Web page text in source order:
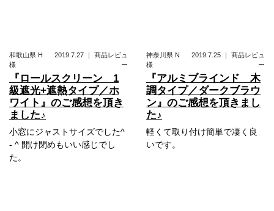
和歌山県 H
様
2019.7.27 ｜ 商品レビュ
ー
『ロールスクリーン 1
級遮光+遮熱タイプ／ホ
ワイト』のご感想を頂き
ました♪
小窓にジャストサイズでした^
- ^ 開け閉めもいい感じでし
た。
神奈川県 N
様
2019.7.25 ｜ 商品レビュ
ー
『アルミブラインド 木
調タイプ／ダークブラウ
ン』のご感想を頂きまし
た♪
軽くて取り付け簡単で凄く良
いです。